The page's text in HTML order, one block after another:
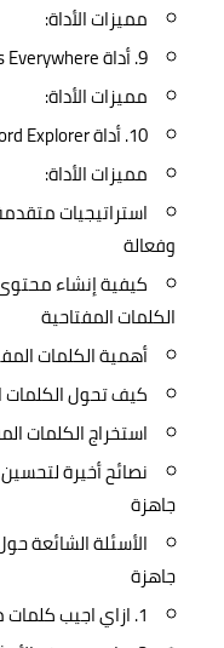
مميزات الأداة:
9. أداة Keywords Everywhere
مميزات الأداة:
10. أداة Moz Keyword Explorer الأشهر عالمياً
مميزات الأداة:
استراتيجيات
وفعالة
كيفية إنشاء
الكلمات المفتاحية
أهمية الكلمات
كيف تحول الكلمات
استخراج الكلمات
نصائح أخيرة
جاهزة
الأسئلة الشائعة
جاهزة
1. ازاي اجيب كلمات مفتاحية؟